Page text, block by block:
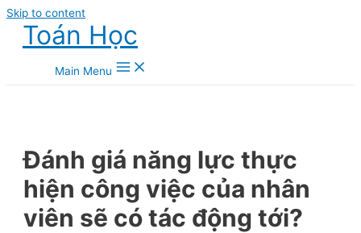
Skip to content
Toán Học
Main Menu
Đánh giá năng lực thực
hiện công việc của nhân
viên sẽ có tác động tới?